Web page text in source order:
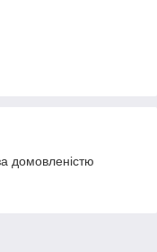
домовленістю